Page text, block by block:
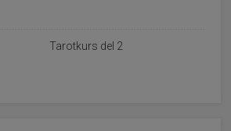
Tarotkurs del 2